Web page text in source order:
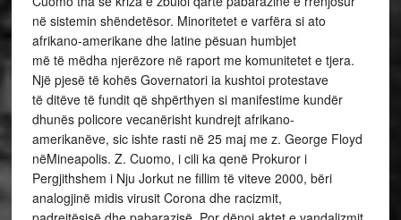
në sistemin shëndetësor. Minoritetet e varfëra si ato
afrikano-amerikane dhe latine pësuan humbjet
më të mëdha njerëzore në raport me komunitetet e tjera.
Një pjesë të kohës Governatori ia kushtoi protestave
të ditëve të fundit që shpërthyen si manifestime kundër
dhunës policore vecanërisht kundrejt afrikano-
amerikanëve, sic ishte rasti në 25 maj me z. George Floyd
nëMineapolis. Z. Cuomo, i cili ka qenë Prokuror i
Pergjithshem i Nju Jorkut ne fillim të viteve 2000, bëri
analogjinë midis virusit Corona dhe racizmit,